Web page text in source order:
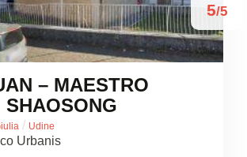
5/5
– MAESTRO
SHAOSONG
/ Udine
Urbanis